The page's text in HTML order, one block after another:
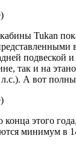
Tukan
так и на
А вот
этого
минимум